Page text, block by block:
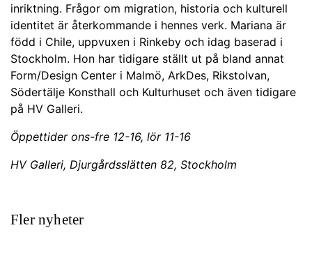
inriktning. Frågor om migration, historia och kulturell
identitet är återkommande i hennes verk. Mariana är
född i Chile, uppvuxen i Rinkeby och idag baserad i
Stockholm. Hon har tidigare ställt ut på bland annat
Form/Design Center i Malmö, ArkDes, Rikstolvan,
Södertälje Konsthall och Kulturhuset och även tidigare
på HV Galleri.
Öppettider ons-fre 12-16, lör 11-16
HV Galleri, Djurgårdsslätten 82, Stockholm
Fler nyheter